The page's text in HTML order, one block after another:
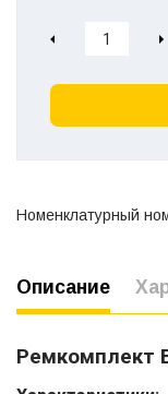
Номенклатурный
Описание
Ремкомплект